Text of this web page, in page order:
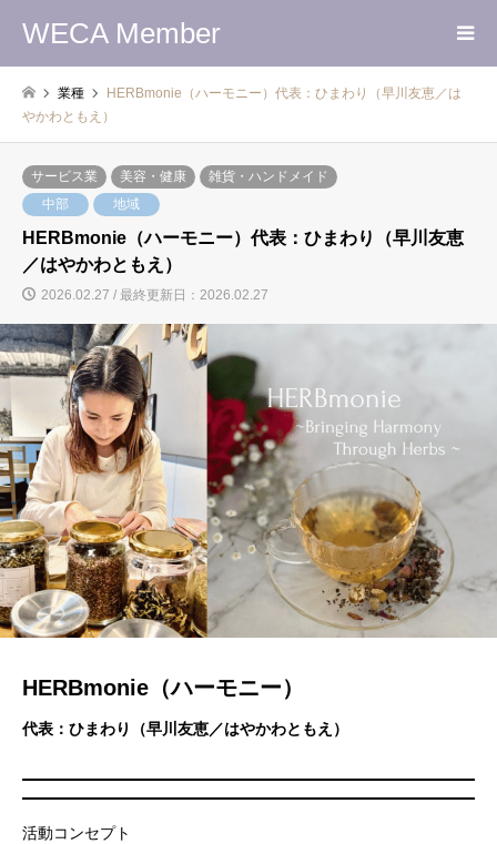
WECA Member
業種
HERBmonie（ハーモニー）代表：ひまわり（早川友恵／は
やかわともえ）
サービス業 美容・健康
雑貨・ハンドメイド
中部
地域
HERBmonie（ハーモニー）代表：ひまわり（早川友恵
／はやかわともえ）
2026.02.27 / 最終更新日：2026.02.27
HERBmonie（ハーモニー）
代表：ひまわり（早川友恵／はやかわともえ）
活動コンセプト